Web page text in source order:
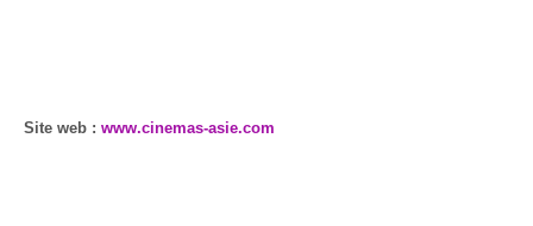
Site web : www.cinemas-asie.com